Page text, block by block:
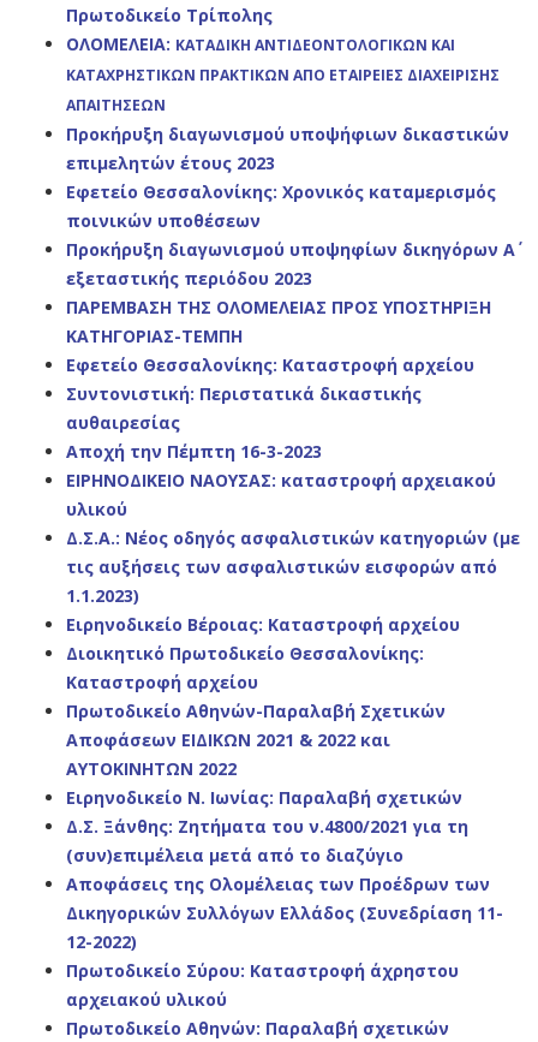
Πρωτοδικείο Τρίπολης
ΟΛΟΜΕΛΕΙΑ: ΚΑΤΑΔΙΚΗ ΑΝΤΙΔΕΟΝΤΟΛΟΓΙΚΩΝ ΚΑΙ
ΚΑΤΑΧΡΗΣΤΙΚΩΝ ΠΡΑΚΤΙΚΩΝ ΑΠΟ ΕΤΑΙΡΕΙΕΣ ΔΙΑΧΕΙΡΙΣΗΣ
ΑΠΑΙΤΗΣΕΩΝ
Προκήρυξη διαγωνισμού υποψήφιων δικαστικών
επιμελητών έτους 2023
Εφετείο Θεσσαλονίκης: Χρονικός καταμερισμός
ποινικών υποθέσεων
Προκήρυξη διαγωνισμού υποψηφίων δικηγόρων Α΄
εξεταστικής περιόδου 2023
ΠΑΡΕΜΒΑΣΗ ΤΗΣ ΟΛΟΜΕΛΕΙΑΣ ΠΡΟΣ ΥΠΟΣΤΗΡΙΞΗ
ΚΑΤΗΓΟΡΙΑΣ-ΤΕΜΠΗ
Εφετείο Θεσσαλονίκης: Καταστροφή αρχείου
Συντονιστική: Περιστατικά δικαστικής
αυθαιρεσίας
Αποχή την Πέμπτη 16-3-2023
ΕΙΡΗΝΟΔΙΚΕΙΟ ΝΑΟΥΣΑΣ: καταστροφή αρχειακού
υλικού
Δ.Σ.Α.: Nέος οδηγός ασφαλιστικών κατηγοριών (με
τις αυξήσεις των ασφαλιστικών εισφορών από
1.1.2023)
Ειρηνοδικείο Βέροιας: Καταστροφή αρχείου
Διοικητικό Πρωτοδικείο Θεσσαλονίκης:
Καταστροφή αρχείου
Πρωτοδικείο Αθηνών-Παραλαβή Σχετικών
Αποφάσεων ΕΙΔΙΚΩΝ 2021 & 2022 και
ΑΥΤΟΚΙΝΗΤΩΝ 2022
Ειρηνοδικείο Ν. Ιωνίας: Παραλαβή σχετικών
Δ.Σ. Ξάνθης: Ζητήματα του ν.4800/2021 για τη
(συν)επιμέλεια μετά από το διαζύγιο
Αποφάσεις της Ολομέλειας των Προέδρων των
Δικηγορικών Συλλόγων Ελλάδος (Συνεδρίαση 11-
12-2022)
Πρωτοδικείο Σύρου: Καταστροφή άχρηστου
αρχειακού υλικού
Πρωτοδικείο Αθηνών: Παραλαβή σχετικών